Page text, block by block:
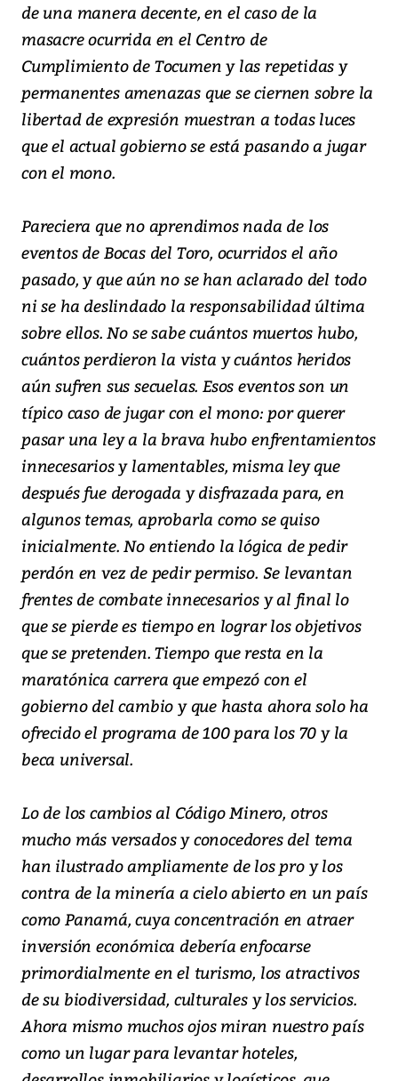
de una manera decente, en el caso de la
masacre ocurrida en el Centro de
Cumplimiento de Tocumen y las repetidas y
permanentes amenazas que se ciernen sobre la
libertad de expresión muestran a todas luces
que el actual gobierno se está pasando a jugar
con el mono.
Pareciera que no aprendimos nada de los
eventos de Bocas del Toro, ocurridos el año
pasado, y que aún no se han aclarado del todo
ni se ha deslindado la responsabilidad última
sobre ellos. No se sabe cuántos muertos hubo,
cuántos perdieron la vista y cuántos heridos
aún sufren sus secuelas. Esos eventos son un
típico caso de jugar con el mono: por querer
pasar una ley a la brava hubo enfrentamientos
innecesarios y lamentables, misma ley que
después fue derogada y disfrazada para, en
algunos temas, aprobarla como se quiso
inicialmente. No entiendo la lógica de pedir
perdón en vez de pedir permiso. Se levantan
frentes de combate innecesarios y al final lo
que se pierde es tiempo en lograr los objetivos
que se pretenden. Tiempo que resta en la
maratónica carrera que empezó con el
gobierno del cambio y que hasta ahora solo ha
ofrecido el programa de 100 para los 70 y la
beca universal.
Lo de los cambios al Código Minero, otros
mucho más versados y conocedores del tema
han ilustrado ampliamente de los pro y los
contra de la minería a cielo abierto en un país
como Panamá, cuya concentración en atraer
inversión económica debería enfocarse
primordialmente en el turismo, los atractivos
de su biodiversidad, culturales y los servicios.
Ahora mismo muchos ojos miran nuestro país
como un lugar para levantar hoteles,